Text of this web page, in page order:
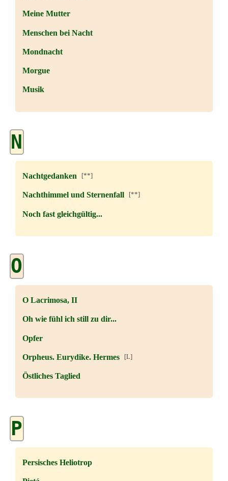
Meine Mutter
Menschen bei Nacht
Mondnacht
Morgue
Musik
N
Nachtgedanken [**]
Nachthimmel und Sternenfall [**]
Noch fast gleichgültig...
O
O Lacrimosa, II
Oh wie fühl ich still zu dir...
Opfer
Orpheus. Eurydike. Hermes[L]
Östliches Taglied
P
Persisches Heliotrop